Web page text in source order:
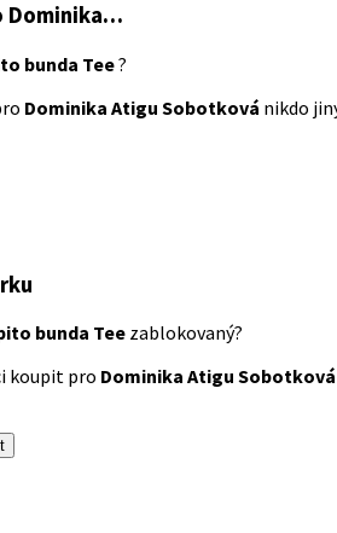
Dominika…
bunda Tee?
Dominika Atigu Sobotková nikdo
bunda Tee zablokovaný?
koupit pro Dominika Atigu Sobotková